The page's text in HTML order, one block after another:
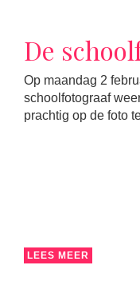
De
Op maandag 2
schoolfotograaf
prachtig op de foto
LEES MEER